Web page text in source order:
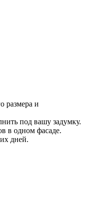
размера и
под вашу задумку.
в одном фасаде.
дней.